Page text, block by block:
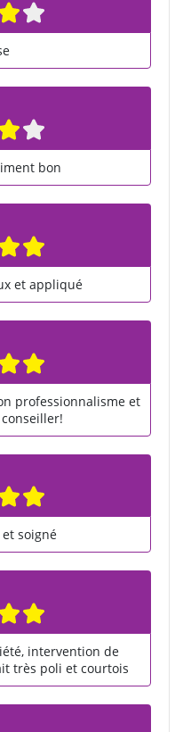
bon
et appliqué
professionnalisme et
soigné
intervention de
très poli et courtois